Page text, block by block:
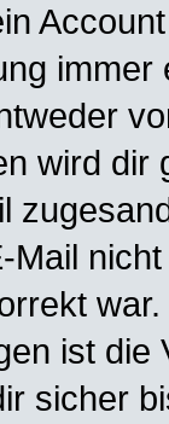
wird dir
Mail
ist die
sicher